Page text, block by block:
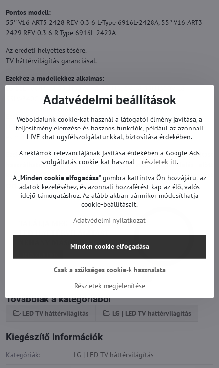
Pontos modell:
55'' V16 ART3 2428 REV 0.3 6 L-Type 6916L-2428A, 55'' V16 ART3
2429 REV 0.3 6 R-Type 6916L-2429A
Az eredeti helyettesítésére.
TV háttérvilágítás garanciával.
Ezekhez a modellekhez alkalmas:
55LW340C és mások.
Ezekhez a képernyőkhöz alkalmas:
LC550EUE-FJM1, LC550EUE-FJM2, LC550EUE-FJM3, LC550EUE-FJM4
és mások.
Ezek a TV-modellek különböző típusú LED-háttérvilágítást
használhatnak (különböző számú LED stb.). Megrendelés előtt
kérjük, ellenőrizze, hogy a TV-je valóban ilyen típusú LED szalagokat
tartalmazz-e.
Továbbiak a kategóriából
LED TV háttérvilágítás LG | LED TV háttérvilágítás
Kiegészítő információk
Kategóriák: LG | LED TV háttérvilágítás
Adatvédelmi beállítások
Weboldalunk cookie-kat használ a látogatói élmény javítása, a
teljesítmény elemzése és hasznos funkciók, például az azonnali
LIVE chat ügyfélszolgálatunkkal, biztosítása érdekében.
A reklámok relevanciájának javítása érdekében a Google Ads
szolgáltatás cookie-kat használ – részletek itt.
A „Minden cookie elfogadása" gombra kattintva Ön hozzájárul az
adatok kezeléséhez, és azonnali hozzáférést kap az élő, valós
idejű támogatáshoz. Az alábbiakban bármikor módosíthatja
cookie-beállításait.
Adatvédelmi nyilatkozat
Részletek megjelenítése
Minden cookie elfogadása
Csak a szükséges cookie-k használata